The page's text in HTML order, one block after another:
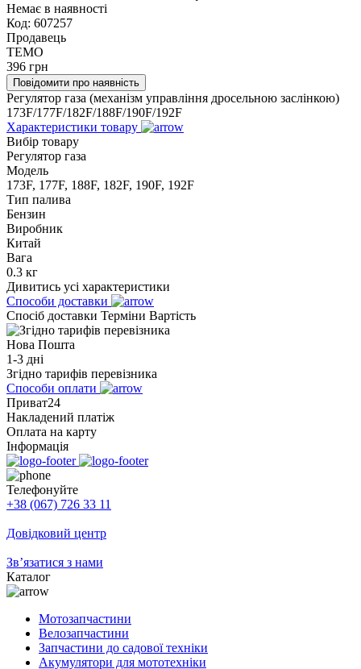
Немає в наявності
Код: 607257
Продавець
TEMO
396 грн
Повідомити про наявність
Регулятор газа (механізм управління дросельною заслінкою)
173F/177F/182F/188F/190F/192F
Характеристики товару
Вибір товару
Регулятор газа
Модель
173F, 177F, 188F, 182F, 190F, 192F
Тип палива
Бензин
Виробник
Китай
Вага
0.3 кг
Дивитись усі характеристики
Способи доставки
Спосіб доставки Терміни Вартість
Нова Пошта
1-3 дні
Згідно тарифів перевізника
Способи оплати
Приват24
Накладений платіж
Оплата на карту
Інформація
Телефонуйте
+38 (067) 726 33 11
Довідковий центр
Зв’язатися з нами
Каталог
Мотозапчастини
Велозапчастини
Запчастини до садової техніки
Акумулятори для мототехніки